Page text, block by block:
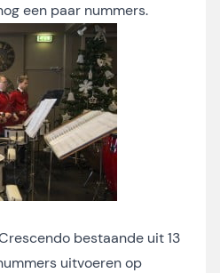
een paar nummers.
bestaande uit 13
uitvoeren op